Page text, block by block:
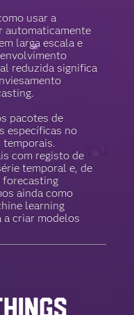
usar a
automaticamente
larga escala e
reduzida significa
pacotes de
específicas no
temporais.
com registo de
temporal e, de
forecasting
ainda como
learning
a criar modelos